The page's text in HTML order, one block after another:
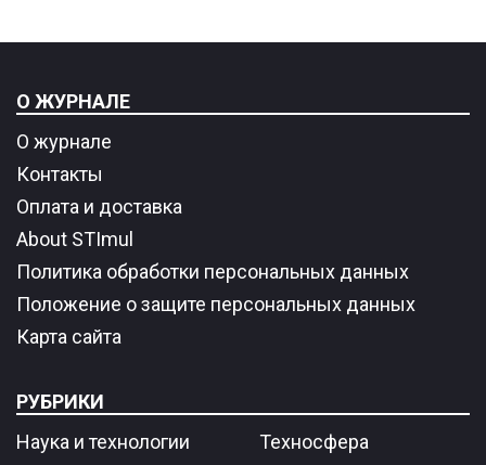
О ЖУРНАЛЕ
О журнале
Контакты
Оплата и доставка
About STImul
Политика обработки персональных данных
Положение о защите персональных данных
Карта сайта
РУБРИКИ
Наука и технологии
Техносфера